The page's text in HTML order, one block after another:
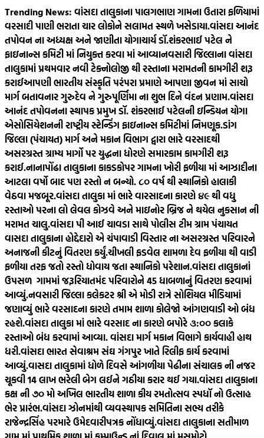
Skip
to
content
Trending News: વાંસદા તાલુકાના પાલગભાણ ગામના ઉતારા ફળિયામાં
વરસાદી પાણી ભરાતા ચાર લોકોને સલામત સ્થળે ખસેડાયા.વાંસદા આનંદ
તપોવન ના અધ્યક્ષ અને જાણીતા યોગાચાર્ય ડૉ.શંકરભાઈ પટેલ ને
ફાઇનાન્સ કમિટી માં નિયુક્ત કરવા માં આવ્યાનવસારી જિલ્લાના વાંસદા
તાલુકામાં પ્રથમવાર નવી ટેક્નોલોજી થી રસ્તાના મરામતની કામગીરી શરૂ
કરાઈઆપણી ભારતીય સંસ્કૃતિ પરંપરા પ્રમાણે આપણા જીવન માં સાચો
માર્ગ બતાવનાર ગુરુદેવ ને ગુરુપૂર્ણિમા ના શુભ દિને વંદન પ્રણામ.વાંસદા
આનંદ તપોવનના સ્થાપક પ્રમુખ ડૉ. શંકરભાઈ પટેલની ઇન્ડિયન યોગા
એસોસિયેશનની રાષ્ટ્રીય સ્ટેન્ડિંગ ફાઇનાન્સ કમિટીમાં નિમણૂક.ડાંગ
જિલ્લા (પંચાયત) માર્ગ અને મકાન વિભાગ દ્વારા ભારે વરસાદથી
અસરગ્રસ્ત ગ્રામ્ય માર્ગો પર યુદ્ધના ધોરણે સમારકામ કામગીરી શરૂ
કરાઈ.નાનાપોંઢા તાલુકાના કાકડકોપર ગામના ખોરી ફળીયા માં આઝાદીના
આટલા વર્ષો બાદ પણ રસ્તો ન બન્યો. ૮૦‌ વર્ષ થી સ્થાનિકો હાલાકી
વેઠવા મજબૂર.વાંસદા તાલુકા માં ભારે વારસાદના કારણે ૪૯ થી વધુ
રસ્તાઓ પરના લો લેવલ કોઝવે અને માઇનોર બ્રિજ ને થયેલ નુકસાન ની
મરામત ચાલુ.વાંસદા પી આઈ ચાવડા સાથે પોલીસ ટીમ ગ્રામ પંચાયત
વાસદા તાલુકાના હોદ્દેદારો એ ચંપાવાડી વિસ્તાર ના અસરગ્રસ્ત પરિવારને
અનાજની કીટનું વિતરણ કર્યું.ચીખલી ફડવેલ શામળા દેવ ફળીયા થી વાડી
ફળીયા તરફ જતો રસ્તો ધોવાય જતા સ્થાનિકો પરેશાન.વાંસદા તાલુકાનાં
ઉપસળ ગામમાં જરૂરિયાતમંદ પરિવારોને 45 ધાબળાનું વિતરણ કરવામાં
આવ્યું.નવસારી જિલ્લા કલેકટર શ્રી એ મોડી રાત્રે સોશિયલ મીડિયામાં
જણાવ્યું ભારે વરસાદના કારણે તમામ શાળા કોલેજો આંગણવાડી ઓ બંધ
રહશે.વાંસદા તાલુકા માં ભારે વરસાદ ના કારણે બપોરે ૩:૦૦ કલાકે
રસ્તાઓ બંધ કરવામાં આવ્યા. વાંસદા માર્ગ મકાન વિભાગે કાર્યવાહી હાથ
ધરી.વાંસદા ભારત સેવાશ્રમ સંઘ ગંગપુર ખાતે રિલીફ કાર્ય કરવામાં
આવ્યું.વાસદા તાલુકામાં ધોળે દિવસે આંગળીયા પેઢીના સંચાલક ની નજર
ચૂકવી 14 લાખ ભરેલી બેગ લઈને ગઠીયા કરાર થઈ ગયા.વાંસદા તાલુકાના
કક્ષ ની ૭૦ મો અખિલ ભારતીય શાળા કીય રમતોત્સવ સ્પધૉ નો ઉત્સાહ
ભેર પ્રારંભ.વાંસદા ઝોનમાંથી વ્યવસ્થાપક સમિતિના સભ્ય તરીકે
રાજેન્દ્રસિંહ પરમારે ઉમેદવારીપત્રક નોંધાવ્યું.વાંસદા તાલુકાના સતીમાળ